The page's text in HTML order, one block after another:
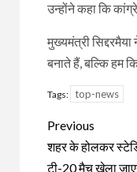
उन्होंने कहा कि
मुख्यमंत्री
बनाते हैं, बल्कि हम
Tags: top-news
Continue
Reading
Previous
शहर के होलकर
टी-20 मैच खेला